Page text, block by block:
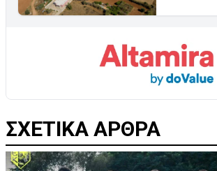
ΣΧΕΤΙΚΑ ΑΡΘΡΑ